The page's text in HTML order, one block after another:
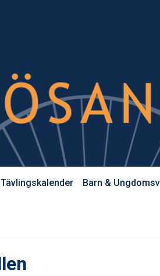
Tävlingskalender Barn &